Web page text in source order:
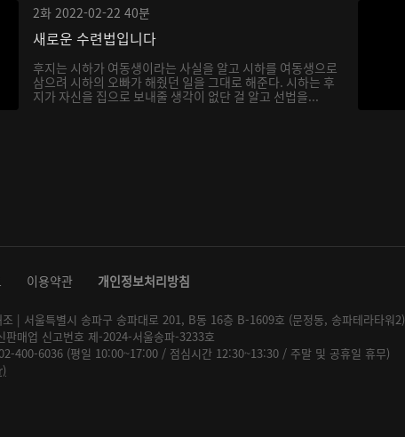
2화 2022-02-22 40분
새로운 수련법입니다
후지는 시하가 여동생이라는 사실을 알고 시하를 여동생으로
삼으려 시하의 오빠가 해줬던 일을 그대로 해준다. 시하는 후
지가 자신을 집으로 보내줄 생각이 없단 걸 알고 선법을...
이용약관 개인정보처리방침
| 서울특별시 송파구 송파대로 201, B동 16층 B-1609호 (문정동, 송파테라타워2)
매업 신고번호 제-2024-서울송파-3233호
400-6036 (평일 10:00~17:00 / 점심시간 12:30~13:30 / 주말 및 공휴일 휴무)